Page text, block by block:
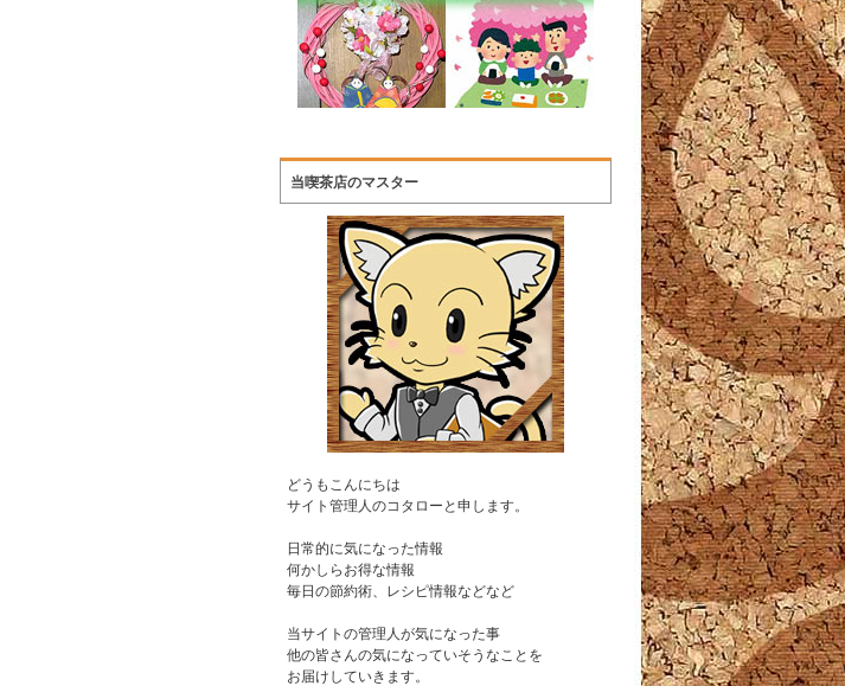
当喫茶店のマスター
どうもこんにちは
サイト管理人のコタローと申します。
日常的に気になった情報
何かしらお得な情報
毎日の節約術、レシピ情報などなど
当サイトの管理人が気になった事
他の皆さんの気になっていそうなことを
お届けしていきます。